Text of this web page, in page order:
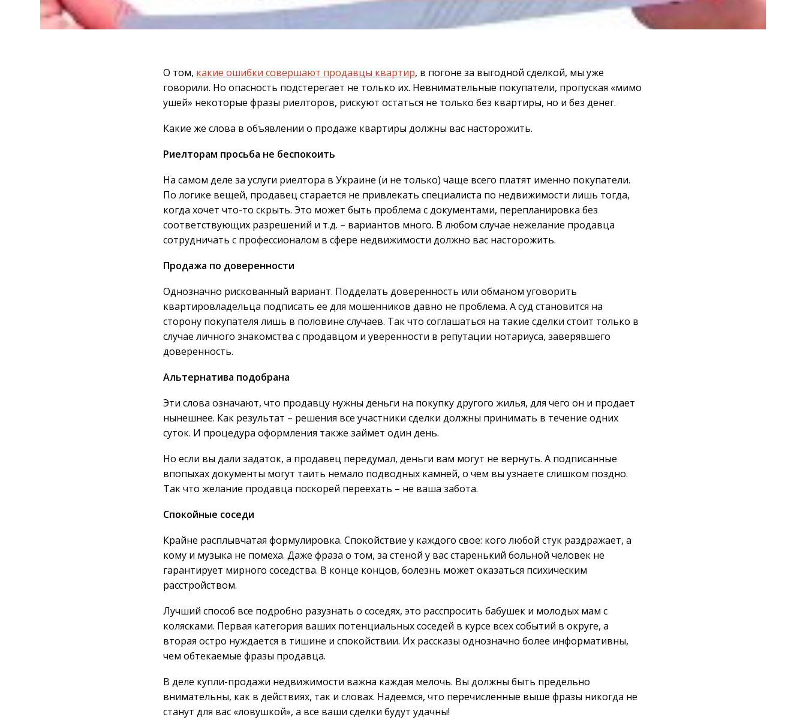
О том, какие ошибки совершают продавцы квартир, в погоне за выгодной сделкой, мы уже
говорили. Но опасность подстерегает не только их. Невнимательные покупатели, пропуская «мимо
ушей» некоторые фразы риелторов, рискуют остаться не только без квартиры, но и без денег.
Какие же слова в объявлении о продаже квартиры должны вас насторожить.
Риелторам просьба не беспокоить
На самом деле за услуги риелтора в Украине (и не только) чаще всего платят именно покупатели.
По логике вещей, продавец старается не привлекать специалиста по недвижимости лишь тогда,
когда хочет что-то скрыть. Это может быть проблема с документами, перепланировка без
соответствующих разрешений и т.д. – вариантов много. В любом случае нежелание продавца
сотрудничать с профессионалом в сфере недвижимости должно вас насторожить.
Продажа по доверенности
Однозначно рискованный вариант. Подделать доверенность или обманом уговорить
квартировладельца подписать ее для мошенников давно не проблема. А суд становится на
сторону покупателя лишь в половине случаев. Так что соглашаться на такие сделки стоит только в
случае личного знакомства с продавцом и уверенности в репутации нотариуса, заверявшего
доверенность.
Альтернатива подобрана
Эти слова означают, что продавцу нужны деньги на покупку другого жилья, для чего он и продает
нынешнее. Как результат – решения все участники сделки должны принимать в течение одних
суток. И процедура оформления также займет один день.
Но если вы дали задаток, а продавец передумал, деньги вам могут не вернуть. А подписанные
впопыхах документы могут таить немало подводных камней, о чем вы узнаете слишком поздно.
Так что желание продавца поскорей переехать – не ваша забота.
Спокойные соседи
Крайне расплывчатая формулировка. Спокойствие у каждого свое: кого любой стук раздражает, а
кому и музыка не помеха. Даже фраза о том, за стеной у вас старенький больной человек не
гарантирует мирного соседства. В конце концов, болезнь может оказаться психическим
расстройством.
Лучший способ все подробно разузнать о соседях, это расспросить бабушек и молодых мам с
колясками. Первая категория ваших потенциальных соседей в курсе всех событий в округе, а
вторая остро нуждается в тишине и спокойствии. Их рассказы однозначно более информативны,
чем обтекаемые фразы продавца.
В деле купли-продажи недвижимости важна каждая мелочь. Вы должны быть предельно
внимательны, как в действиях, так и словах. Надеемся, что перечисленные выше фразы никогда не
станут для вас «ловушкой», а все ваши сделки будут удачны!